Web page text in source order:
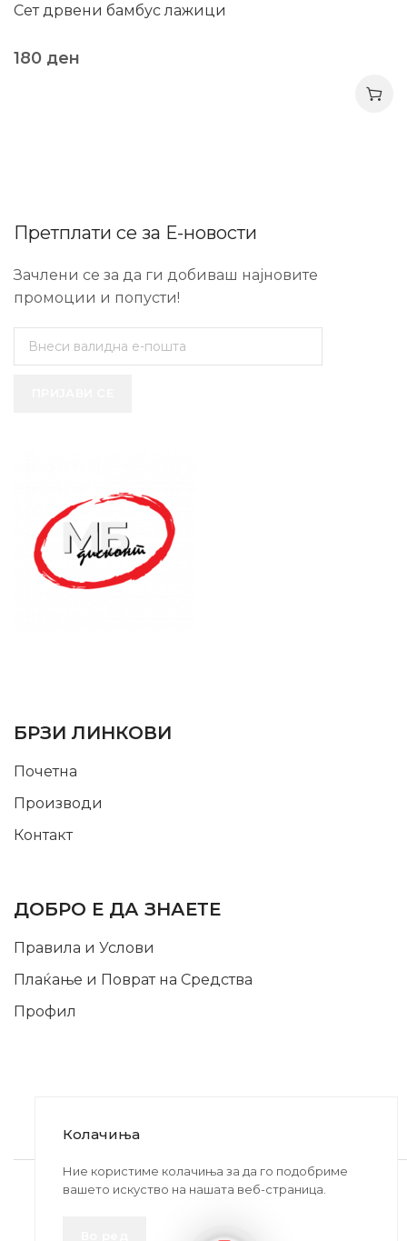
Сет дрвени бамбус лажици
180 ден
Претплати се за Е-новости
Зачлени се за да ги добиваш најновите
промоции и попусти!
БРЗИ ЛИНКОВИ
Почетна
Производи
Контакт
ДОБРО Е ДА ЗНАЕТЕ
Правила и Услови
Плаќање и Поврат на Средства
Профил
2020-2024 © MB DISKONT. Изработено од
БРАМИТ ДООЕЛ
Колачиња
Ние користиме колачиња за да го подобриме
вашето искуство на нашата веб-страница.